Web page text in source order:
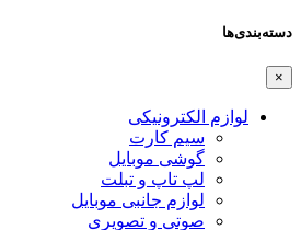
دسته‌بندی‌ها
×
لوازم الکترونیکی
سیم کارت
گوشی موبایل
لپ تاپ و تبلت
لوازم جانبی موبایل
صوتی و تصویری